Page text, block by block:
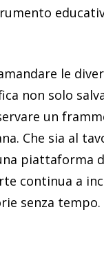
le
non solo
un
Che sia al
piattaforma
continua a
senza tempo.